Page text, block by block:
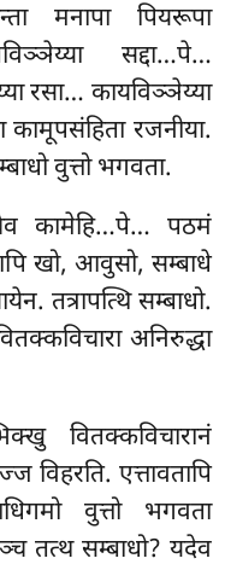
मनापा पियरूपा
सद्दा…पे…
रसा… कायविञ्ञेय्या
कामूपसंहिता रजनीया.
वुत्तो भगवता.
कामेहि…पे… पठमं
खो, आवुसो, सम्बाधे
तत्रापत्थि सम्बाधो.
अनिरुद्धा
वितक्कविचारानं
एत्तावतापि
वुत्तो भगवता
तत्थ सम्बाधो? यदेव